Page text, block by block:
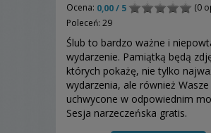
Ocena: 0,00 / 5
(0
Poleceń: 29
Ślub to bardzo ważne i
wydarzenie. Pamiątką będą
których pokażę, nie tylko
wydarzenia, ale również
uchwycone w odpowiednim
Sesja narzeczeńska gratis.